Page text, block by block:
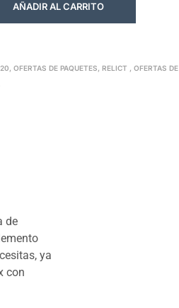
AÑADIR AL CARRITO
,OFERTAS DE PAQUETES,RELICT ,OFERTAS DE
de
ya
con